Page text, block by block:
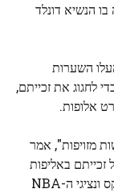
בו הנשיא דונלד
השערות
לחגוג את זכייתם,
אלופות.
מזויפות", אמר
באליפות
ומצפה לדון בביקור בעתיד הקרוב". דובר של הניקס ונציגי ה-NBA